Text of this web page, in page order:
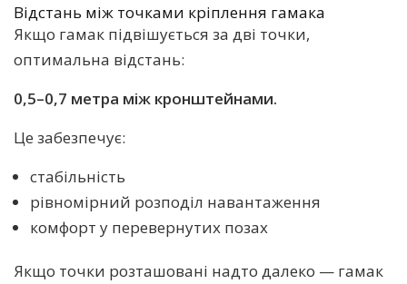
Відстань між точками кріплення гамака
Якщо гамак підвішується за дві точки,
оптимальна відстань:
0,5–0,7 метра між кронштейнами.
Це забезпечує:
стабільність
рівномірний розподіл навантаження
комфорт у перевернутих позах
Якщо точки розташовані надто далеко — гамак